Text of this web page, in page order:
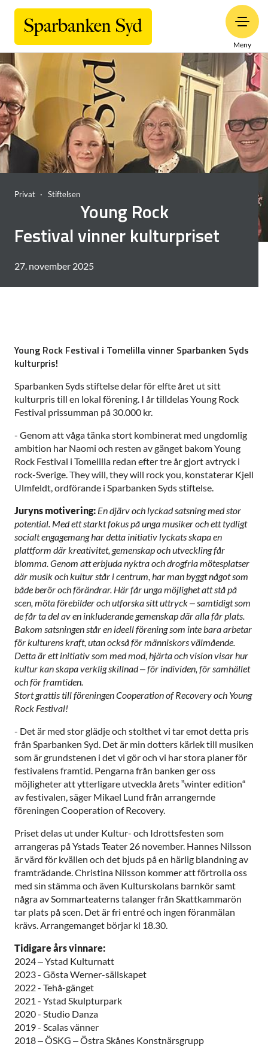
Meny
Privat Stiftelsen
Young Rock
Festival vinner kulturpriset
27. november 2025
Young Rock Festival i Tomelilla vinner Sparbanken Syds
kulturpris!
Sparbanken Syds stiftelse delar för elfte året ut sitt
kulturpris till en lokal förening. I år tilldelas Young Rock
Festival prissumman på 30.000 kr.
- Genom att våga tänka stort kombinerat med ungdomlig
ambition har Naomi och resten av gänget bakom Young
Rock Festival i Tomelilla redan efter tre år gjort avtryck i
rock-Sverige. They will, they will rock you, konstaterar Kjell
Ulmfeldt, ordförande i Sparbanken Syds stiftelse.
Juryns motivering: En djärv och lyckad satsning med stor
potential. Med ett starkt fokus på unga musiker och ett tydligt
socialt engagemang har detta initiativ lyckats skapa en
plattform där kreativitet, gemenskap och utveckling får
blomma. Genom att erbjuda nyktra och drogfria mötesplatser
där musik och kultur står i centrum, har man byggt något som
både berör och förändrar. Här får unga möjlighet att stå på
scen, möta förebilder och utforska sitt uttryck – samtidigt som
de får ta del av en inkluderande gemenskap där alla får plats.
Bakom satsningen står en ideell förening som inte bara arbetar
för kulturens kraft, utan också för människors välmående.
Detta är ett initiativ som med mod, hjärta och vision visar hur
kultur kan skapa verklig skillnad – för individen, för samhället
och för framtiden.
Stort grattis till föreningen Cooperation of Recovery och Young
Rock Festival!
- Det är med stor glädje och stolthet vi tar emot detta pris
från Sparbanken Syd. Det är min dotters kärlek till musiken
som är grundstenen i det vi gör och vi har stora planer för
festivalens framtid. Pengarna från banken ger oss
möjligheter att ytterligare utveckla årets ”winter edition“
av festivalen, säger Mikael Lund från arrangernde
föreningen Cooperation of Recovery.
Priset delas ut under Kultur- och Idrottsfesten som
arrangeras på Ystads Teater 26 november. Hannes Nilsson
är värd för kvällen och det bjuds på en härlig blandning av
framträdande. Christina Nilsson kommer att förtrolla oss
med sin stämma och även Kulturskolans barnkör samt
några av Sommarteaterns talanger från Skattkammarön
tar plats på scen. Det är fri entré och ingen föranmälan
krävs. Arrangemanget börjar kl 18.30.
Tidigare års vinnare:
2024 – Ystad Kulturnatt
2023 - Gösta Werner-sällskapet
2022 - Tehå-gänget
2021 - Ystad Skulpturpark
2020 - Studio Danza
2019 - Scalas vänner
2018 – ÖSKG – Östra Skånes Konstnärsgrupp